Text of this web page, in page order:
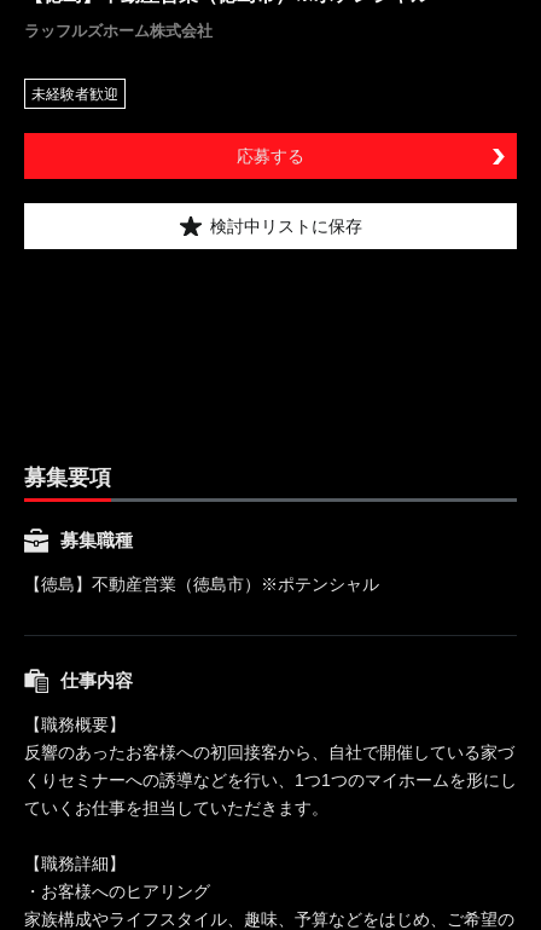
ラッフルズホーム株式会社
未経験者歓迎
応募する
検討中リストに保存
募集要項
募集職種
【徳島】不動産営業（徳島市）※ポテンシャル
仕事内容
【職務概要】
反響のあったお客様への初回接客から、自社で開催している家づ
くりセミナーへの誘導などを行い、1つ1つのマイホームを形にし
ていくお仕事を担当していただきます。
【職務詳細】
・お客様へのヒアリング
家族構成やライフスタイル、趣味、予算などをはじめ、ご希望の